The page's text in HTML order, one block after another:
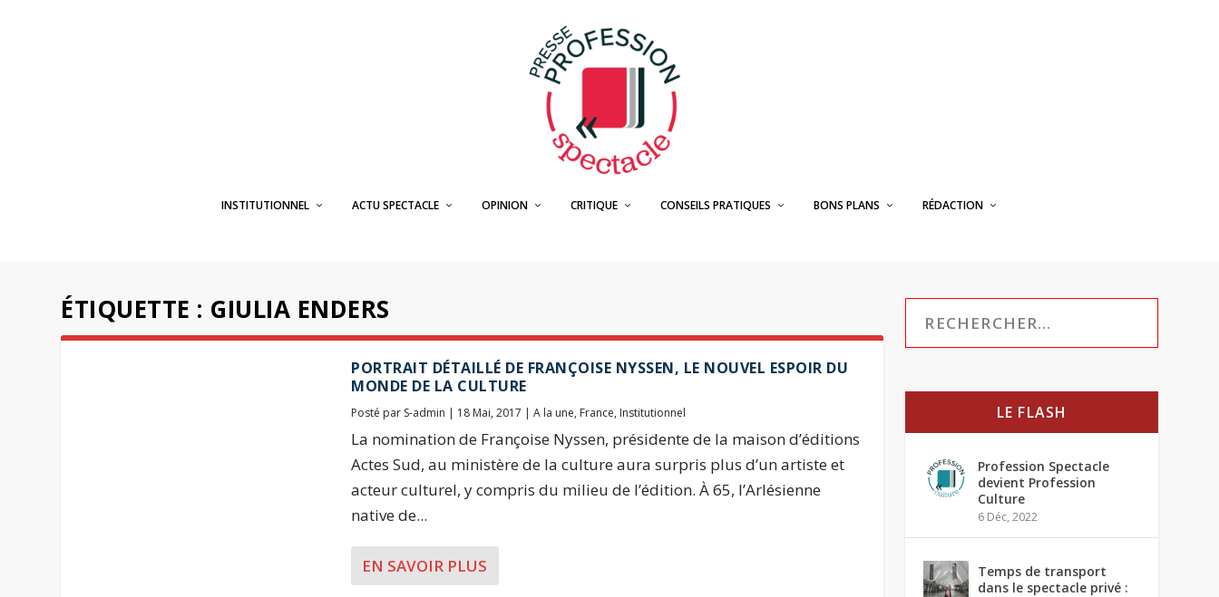
INSTITUTIONNEL ACTU SPECTACLE OPINION CRITIQUE CONSEILS PRATIQUES BONS PLANS RÉDACTION
ÉTIQUETTE : GIULIA ENDERS
PORTRAIT DÉTAILLÉ DE FRANÇOISE NYSSEN, LE NOUVEL ESPOIR DU
MONDE DE LA CULTURE
Posté par S-admin | 18 Mai, 2017 |A la une, France, Institutionnel
La nomination de Françoise Nyssen, présidente de la maison d’éditions
Actes Sud, au ministère de la culture aura surpris plus d’un artiste et
acteur culturel, y compris du milieu de l’édition. À 65, l’Arlésienne
native de...
EN SAVOIR PLUS
LE FLASH
Profession Spectacle
devient Profession
Culture
6 Déc, 2022
Temps de transport
dans le spectacle privé :